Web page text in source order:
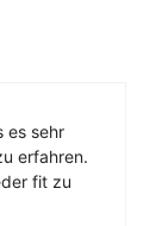
es sehr
erfahren.
fit zu